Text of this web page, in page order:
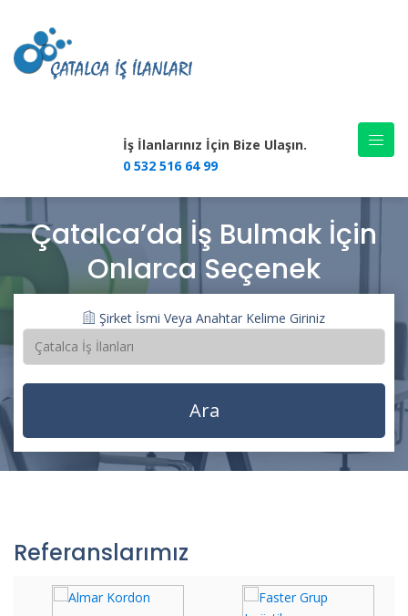
İş İlanlarınız İçin Bize Ulaşın.
0 532 516 64 99
Çatalca’da İş Bulmak İçin
Onlarca Seçenek
Şirket İsmi Veya Anahtar Kelime Giriniz
Referanslarımız